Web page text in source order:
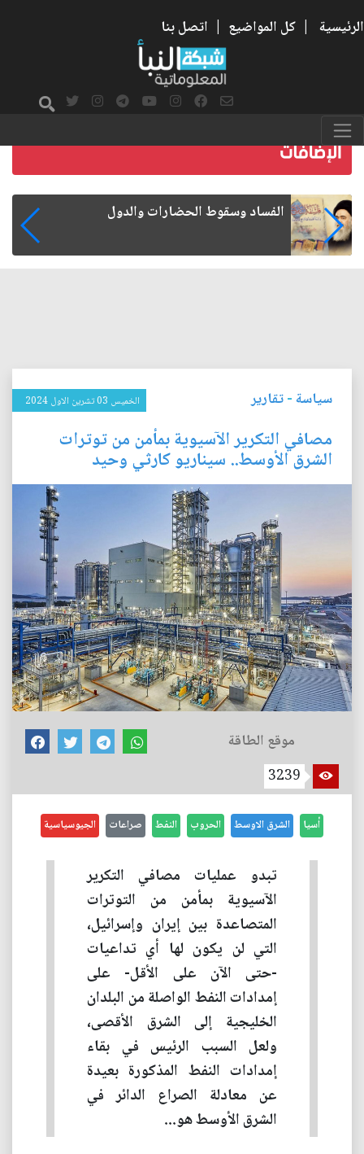
الرئيسية | كل المواضيع | اتصل بنا
رواتب الموظفين على صفيح ساخن
سياسة-تقارير الخميس 03 تشرين الاول 2024
مصافي التكرير الآسيوية بمأمن من توترات
الشرق الأوسط.. سيناريو كارثي وحيد
موقع الطاقة
3239
أسيا الشرق الاوسط الحروب النفط صراعات الجيوسياسية
تبدو عمليات مصافي التكرير
الآسيوية بمأمن من التوترات
المتصاعدة بين إيران وإسرائيل،
التي لن يكون لها أي تداعيات
-حتى الآن على الأقل- على
إمدادات النفط الواصلة من البلدان
الخليجية إلى الشرق الأقصى،
ولعل السبب الرئيس في بقاء
إمدادات النفط المذكورة بعيدة
عن معادلة الصراع الدائر في
الشرق الأوسط هو...